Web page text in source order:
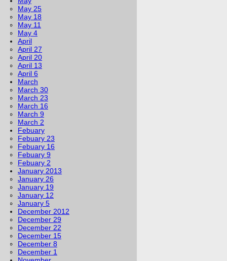
May 25
May 18
May 11
May 4
April
April 27
April 20
April 13
April 6
March
March 30
March 23
March 16
March 9
March 2
Febuary
Febuary 23
Febuary 16
Febuary 9
Febuary 2
January 2013
January 26
January 19
January 12
January 5
December 2012
December 29
December 22
December 15
December 8
December 1